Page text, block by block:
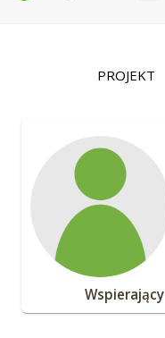
PROJEKT
Wspierający